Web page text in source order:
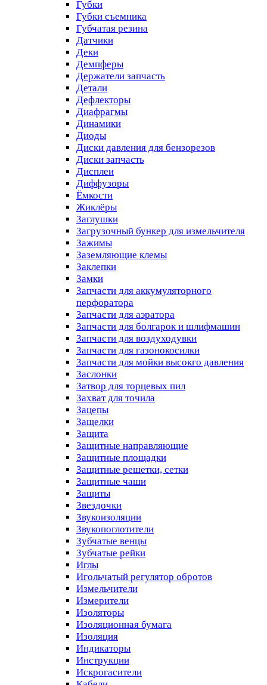
Губки
Губки съемника
Губчатая резина
Датчики
Деки
Демпферы
Держатели запчасть
Детали
Дефлекторы
Диафрагмы
Динамики
Диоды
Диски давления для бензорезов
Диски запчасть
Дисплеи
Диффузоры
Ёмкости
Жиклёры
Заглушки
Загрузочный бункер для измельчителя
Зажимы
Заземляющие клемы
Заклепки
Замки
Запчасти для аккумуляторного
перфоратора
Запчасти для аэратора
Запчасти для болгарок и шлифмашин
Запчасти для воздуходувки
Запчасти для газонокосилки
Запчасти для мойки высокго давления
Заслонки
Затвор для торцевых пил
Захват для точила
Зацепы
Защелки
Защита
Защитные направляющие
Защитные площадки
Защитные решетки, сетки
Защитные чаши
Защиты
Звездочки
Звукоизоляции
Звукопоглотители
Зубчатые венцы
Зубчатые рейки
Иглы
Игольчатый регулятор обротов
Измельчители
Измерители
Изоляторы
Изоляционная бумага
Изоляция
Индикаторы
Инструкции
Искрогасители